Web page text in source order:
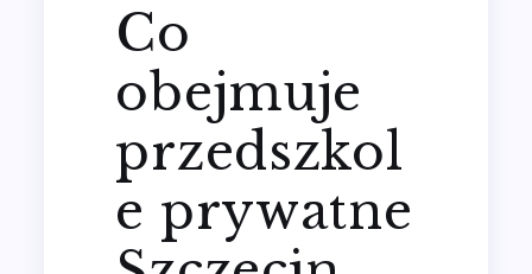
Co
obejmuje
przedszkol
e prywatne